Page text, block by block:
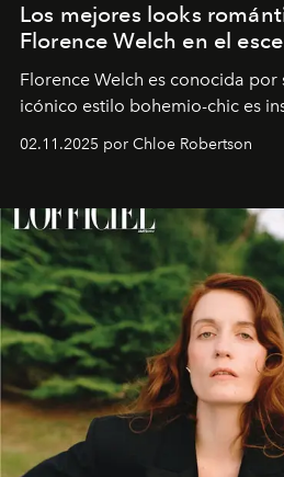
Los mejores looks
Florence Welch en el
Florence Welch es conocida por
icónico estilo bohemio-chic es
02.11.2025 por Chloe Robertson